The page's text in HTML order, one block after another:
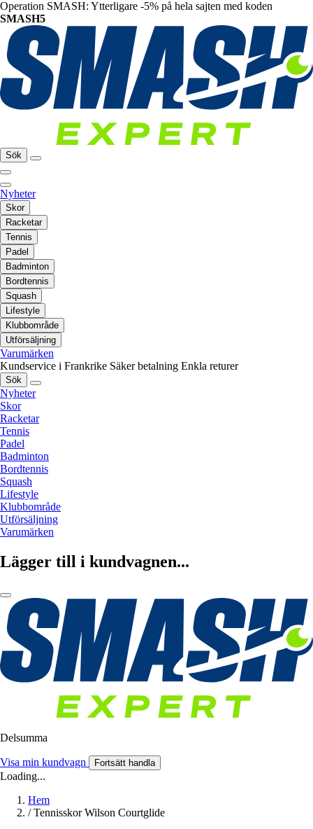
Operation SMASH: Ytterligare -5% på hela sajten med koden
SMASH5
Sök
Nyheter
Skor
Racketar
Tennis
Padel
Badminton
Bordtennis
Squash
Lifestyle
Klubbområde
Utförsäljning
Varumärken
Kundservice i Frankrike Säker betalning Enkla returer
Sök
Nyheter
Skor
Racketar
Tennis
Padel
Badminton
Bordtennis
Squash
Lifestyle
Klubbområde
Utförsäljning
Varumärken
Lägger till i kundvagnen...
Delsumma
Visa min kundvagn Fortsätt handla
Loading...
Hem
/ Tennisskor Wilson Courtglide